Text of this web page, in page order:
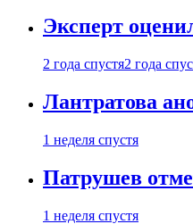
Эксперт
2 года спустя2 года
Лантратова
1 неделя спустя
Патрушев
1 неделя спустя